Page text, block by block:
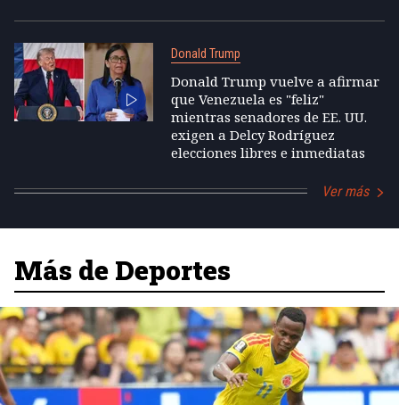
Donald Trump
Donald Trump vuelve a afirmar
que Venezuela es "feliz"
mientras senadores de EE. UU.
exigen a Delcy Rodríguez
elecciones libres e inmediatas
Ver más
Más de Deportes